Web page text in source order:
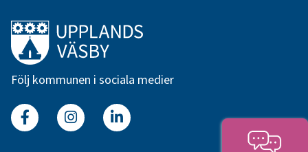
Länk till startsidan
Följ kommunen i sociala medier
FacebookInstagramLinkedin